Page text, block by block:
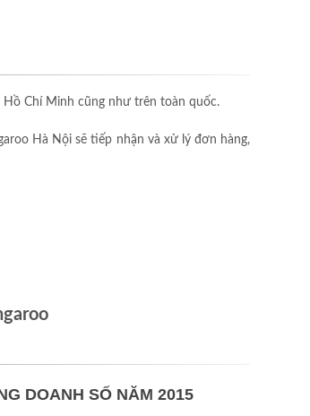
Chí Minh cũng như trên toàn quốc.
Hà Nội sẽ tiếp nhận và xử lý đơn hàng,
DOANH SỐ NĂM 2015